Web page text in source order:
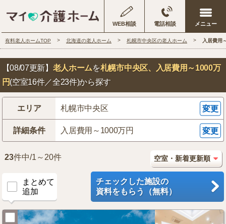
WEB相談 電話相談
有料老人ホームTOP 北海道の老人ホーム 札幌市中央区の老人ホーム 入居費用
【08/07更新】 老人ホームを札幌市中央区、入居費用～1000万
円(空室16件／全23件)から探す
エリア 札幌市中央区 変更
詳細条件 入居費用～1000万円 変更
23件中/1～20件
まとめて
追加
チェックした施設の
資料をもらう（無料）